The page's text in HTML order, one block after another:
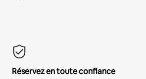
Réservez en toute confiance